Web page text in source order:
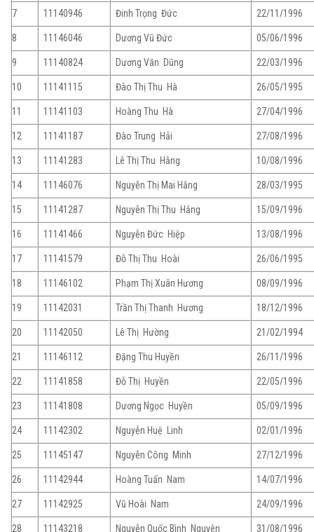
7 11140946 Đinh Trọng Đức 22/11/1996
8 11146046 Dương Vũ Đức 05/06/1996
9 11140824 Dương Văn Dũng 22/03/1996
10 11141115 Đào Thị Thu Hà 26/05/1995
11 11141103 Hoàng Thu Hà 27/04/1996
12 11141187 Đào Trung Hải 27/08/1996
13 11141283 Lê Thị Thu Hằng 10/08/1996
14 11146076 Nguyễn Thị Mai Hằng 28/03/1995
15 11141287 Nguyễn Thị Thu Hằng 15/09/1996
16 11141466 Nguyễn Đức Hiệp 13/08/1996
17 11141579 Đỗ Thị Thu Hoài 26/06/1995
18 11146102 Phạm Thị Xuân Hương 08/09/1996
19 11142031 Trần Thị Thanh Hương 18/12/1996
20 11142050 Lê Thị Hường 21/02/1994
21 11146112 Đặng Thu Huyền 26/11/1996
22 11141858 Đỗ Thị Huyền 22/05/1996
23 11141808 Dương Ngọc Huyền 05/09/1996
24 11142302 Nguyễn Huệ Linh 02/01/1996
25 11145147 Nguyễn Công Minh 27/12/1996
26 11142944 Hoàng Tuấn Nam 14/07/1996
27 11142925 Vũ Hoài Nam 24/09/1996
28 11143218 Nguyễn Quốc Bình Nguyên 31/08/1996